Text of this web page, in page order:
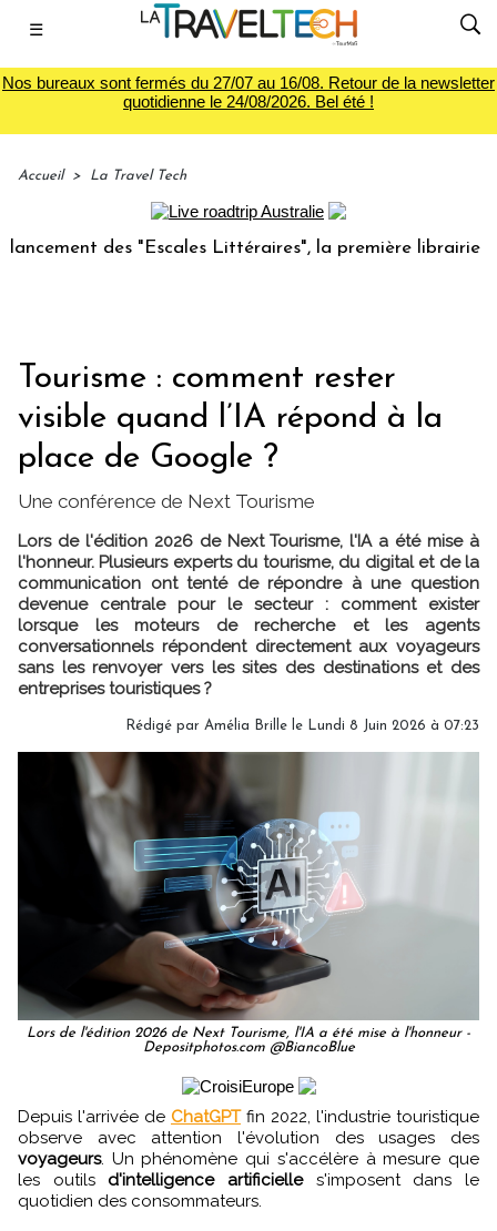
☰
Nos bureaux sont fermés du 27/07 au 16/08. Retour de la newsletter
quotidienne le 24/08/2026. Bel été !
Accueil > La Travel Tech
des "Escales Littéraires", la première librairie du
Tourisme : comment rester
visible quand l’IA répond à la
place de Google ?
Une conférence de Next Tourisme
Lors de l'édition 2026 de Next Tourisme, l'IA a été mise à
l'honneur. Plusieurs experts du tourisme, du digital et de la
communication ont tenté de répondre à une question
devenue centrale pour le secteur : comment exister
lorsque les moteurs de recherche et les agents
conversationnels répondent directement aux voyageurs
sans les renvoyer vers les sites des destinations et des
entreprises touristiques ?
Rédigé par Amélia Brille le Lundi 8 Juin 2026 à 07:23
Lors de l'édition 2026 de Next Tourisme, l'IA a été mise à l'honneur -
Depositphotos.com @BiancoBlue
Depuis l'arrivée de ChatGPTfin 2022, l'industrie touristique
observe avec attention l'évolution des usages des
voyageurs. Un phénomène qui s'accélère à mesure que
les outils d'intelligence artificielles'imposent dans le
quotidien des consommateurs.